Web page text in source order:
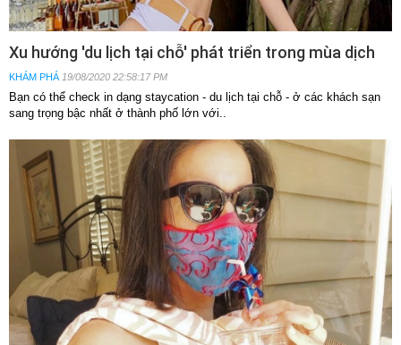
Xu hướng 'du lịch tại chỗ' phát triển trong mùa dịch
KHÁM PHÁ 19/08/2020 22:58:17 PM
Bạn có thể check in dạng staycation - du lịch tại chỗ - ở các khách sạn
sang trọng bậc nhất ở thành phố lớn với..